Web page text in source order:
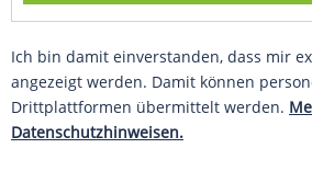
Ich bin damit einverstanden, dass mir
angezeigt werden. Damit können
Drittplattformen übermittelt werden.
Datenschutzhinweisen.